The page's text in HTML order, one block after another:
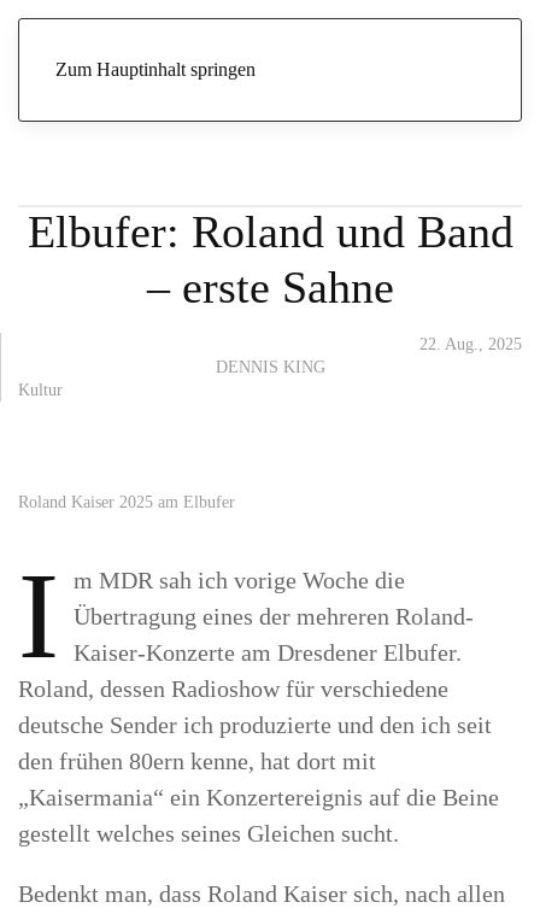
Zum Hauptinhalt springen
Elbufer: Roland und Band – erste Sahne
Elbufer: Roland und Band
– erste Sahne
22. Aug., 2025
DENNIS KING
Kultur
Roland Kaiser 2025 am Elbufer
I
m MDR sah ich vorige Woche die
Übertragung eines der mehreren Roland-
Kaiser-Konzerte am Dresdener Elbufer.
Roland, dessen Radioshow für verschiedene
deutsche Sender ich produzierte und den ich seit
den frühen 80ern kenne, hat dort mit
„Kaisermania“ ein Konzertereignis auf die Beine
gestellt welches seines Gleichen sucht.
Bedenkt man, dass Roland Kaiser sich, nach allen